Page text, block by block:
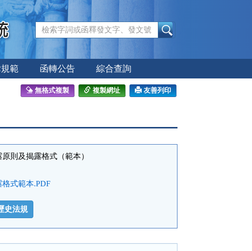
範 函轉公告 綜合查詢
無格式複製 複製網址 友善列印
則及揭露格式（範本）
式範本.PDF
史法規